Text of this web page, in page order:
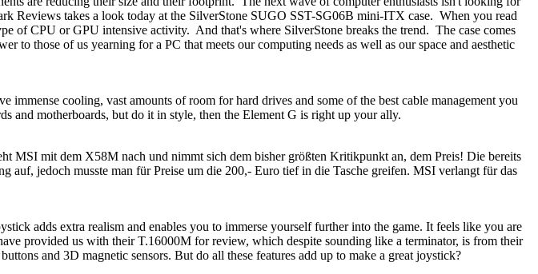
takes a look today at the SilverStone SUGO SST-SG06B mini-ITX case. When you read
CPU or GPU intensive activity. And that's where SilverStone breaks the trend. The case comes
those of us yearning for a PC that meets our computing needs as well as our space and aesthetic
cooling, vast amounts of room for hard drives and some of the best cable management you
and motherboards, but do it in style, then the Element G is right up your ally.
mit dem X58M nach und nimmt sich dem bisher größten Kritikpunkt an, dem Preis! Die bereits
auf, jedoch musste man für Preise um die 200,- Euro tief in die Tasche greifen. MSI verlangt für das
adds extra realism and enables you to immerse yourself further into the game. It feels like you are
provided us with their T.16000M for review, which despite sounding like a terminator, is from their
and 3D magnetic sensors. But do all these features add up to make a great joystick?